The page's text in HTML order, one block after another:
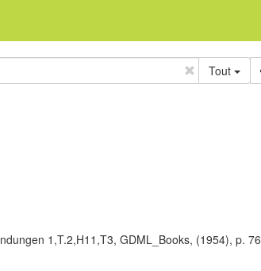
Tout
1,T.2,H11,T3, GDML_Books, (1954), p. 76